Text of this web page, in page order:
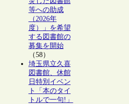
等への助成
（2026年
度）」を希望
する図書館の
募集を開始
（58）
埼玉県立久喜
図書館、休館
日特別イベン
ト「本のタイ
トルで一句!」